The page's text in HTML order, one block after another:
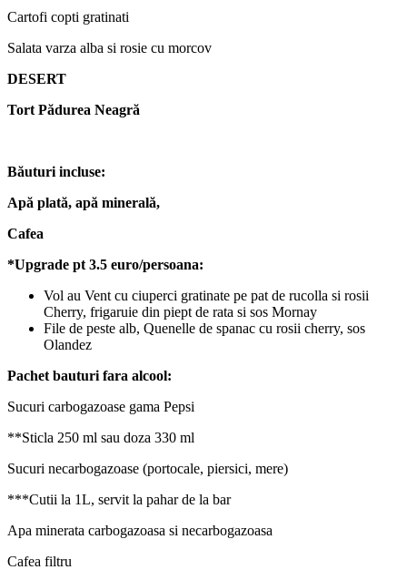
Cartofi copti gratinati
Salata varza alba si rosie cu morcov
DESERT
Tort Pădurea Neagră
Băuturi incluse:
Apă plată, apă minerală,
Cafea
*Upgrade pt 3.5 euro/persoana:
Vol au Vent cu ciuperci gratinate pe pat de rucolla si rosii
Cherry, frigaruie din piept de rata si sos Mornay
File de peste alb, Quenelle de spanac cu rosii cherry, sos
Olandez
Pachet bauturi fara alcool:
Sucuri carbogazoase gama Pepsi
**Sticla 250 ml sau doza 330 ml
Sucuri necarbogazoase (portocale, piersici, mere)
***Cutii la 1L, servit la pahar de la bar
Apa minerata carbogazoasa si necarbogazoasa
Cafea filtru